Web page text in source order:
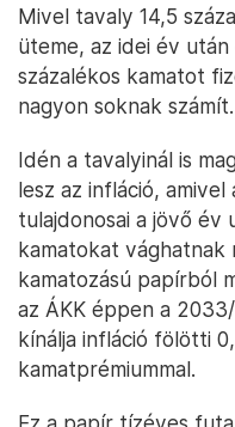
Mivel tavaly 14,5
üteme, az idei év
százalékos kamatot
nagyon soknak számít.
Idén a tavalyinál is
lesz az infláció,
tulajdonosai a jövő év
kamatokat vághatnak
kamatozású papírból
az ÁKK éppen a
kínálja infláció fölötti
kamatprémiummal.